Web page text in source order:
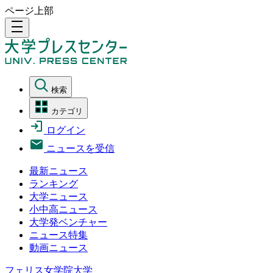
ページ上部
density_medium
検索
カテゴリ
ログイン
ニュースを受信
最新ニュース
ランキング
大学ニュース
小中高ニュース
大学発ベンチャー
ニュース特集
動画ニュース
フェリス女学院大学